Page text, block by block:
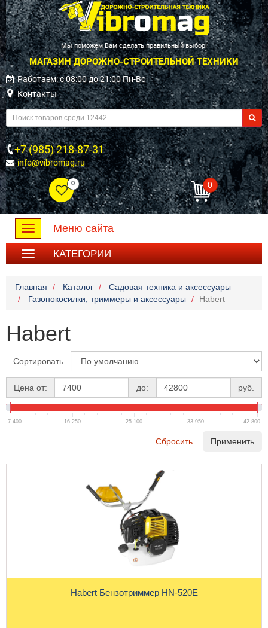
Мы поможем Вам сделать правильный выбор!
МАГАЗИН ДОРОЖНО-СТРОИТЕЛЬНОЙ ТЕХНИКИ
Работаем: c 08:00 до 21:00 Пн-Вс
Контакты
+7 (985) 218-87-31
info@vibromag.ru
0 0
Toggle
navigation
Меню сайта
КАТЕГОРИИ
Главная Каталог
Садовая техника и аксессуары
Газонокосилки, триммеры и аксессуары
Habert
Habert
Сортировать
Цена от: до: руб.
7 400 16 250 25 100 33 950 42 800
Сбросить Применить
Habert Бензотриммер HN-520E